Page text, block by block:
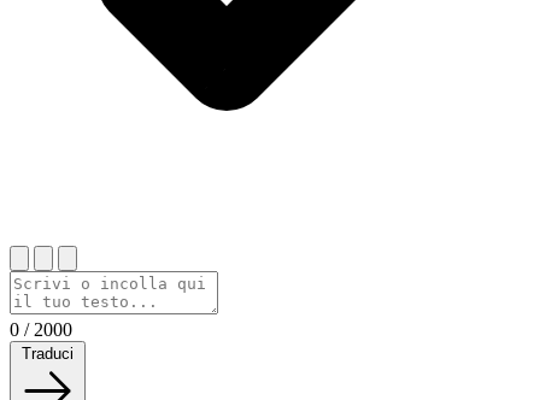
0 / 2000
Traduci